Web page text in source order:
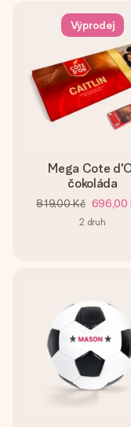
Výprodej
Mega Cote
čokoláda
819,00 Kč 696,00
2 druh